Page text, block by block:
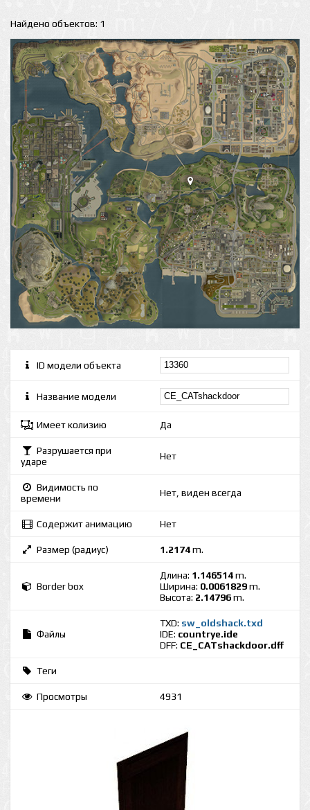
Найдено объектов: 1
ID модели объекта
Название модели
Имеет колизию Да
Разрушается при
ударе
Нет
Видимость по
времени
Нет, виден всегда
Содержит анимацию Нет
Размер (радиус) 1.2174m.
Border box
Длина: 1.146514m.
Ширина: 0.0061829m.
Высота: 2.14796m.
Файлы
TXD: sw_oldshack.txd
IDE: countrye.ide
DFF: CE_CATshackdoor.dff
Теги
Просмотры 4931